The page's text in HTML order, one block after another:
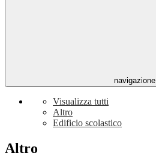
navigazione
Visualizza tutti
Altro
Edificio scolastico
Altro